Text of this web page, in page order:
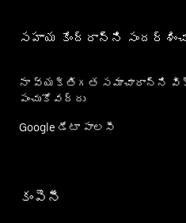
సహాయ కేంద్రాన్ని
నా వ్యక్తిగత సమాచారాన్ని
పంచుకోవద్దు
Google డేటా పాలసీ
కంపెనీ